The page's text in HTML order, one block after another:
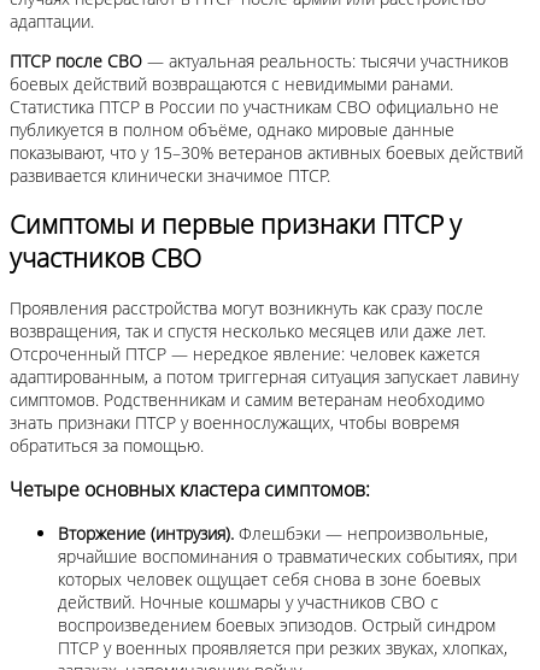
адаптации.
ПТСР после СВО — актуальная реальность: тысячи участников
боевых действий возвращаются с невидимыми ранами.
Статистика ПТСР в России по участникам СВО официально не
публикуется в полном объёме, однако мировые данные
показывают, что у 15–30% ветеранов активных боевых действий
развивается клинически значимое ПТСР.
Симптомы и первые признаки ПТСР у
участников СВО
Проявления расстройства могут возникнуть как сразу после
возвращения, так и спустя несколько месяцев или даже лет.
Отсроченный ПТСР — нередкое явление: человек кажется
адаптированным, а потом триггерная ситуация запускает лавину
симптомов. Родственникам и самим ветеранам необходимо
знать признаки ПТСР у военнослужащих, чтобы вовремя
обратиться за помощью.
Четыре основных кластера симптомов:
Вторжение (интрузия). Флешбэки — непроизвольные,
ярчайшие воспоминания о травматических событиях, при
которых человек ощущает себя снова в зоне боевых
действий. Ночные кошмары у участников СВО с
воспроизведением боевых эпизодов. Острый синдром
ПТСР у военных проявляется при резких звуках, хлопках,